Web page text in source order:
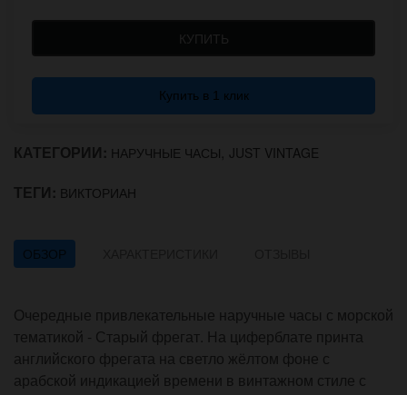
КУПИТЬ
Купить в 1 клик
КАТЕГОРИИ: НАРУЧНЫЕ ЧАСЫ, JUST VINTAGE
ТЕГИ: ВИКТОРИАН
ОБЗОР
Очередные привлекательные наручные часы с морской
тематикой - Старый фрегат. На циферблате принта
английского фрегата на светло жёлтом фоне с
арабской индикацией времени в винтажном стиле с